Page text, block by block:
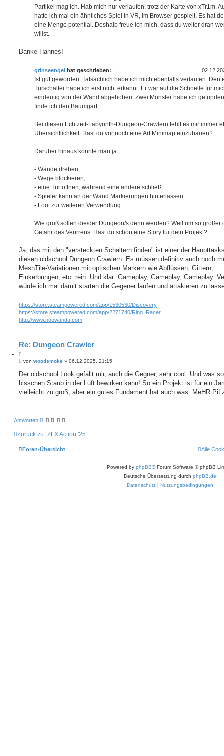
Partikel mag ich. Hab mich nur verlaufen, trotz der Karte von xTr1m.
hatte ich mal ein ähnliches Spiel in VR, im Browser gespielt. Es hat
eine Menge potential. Deshalb freue ich mich, dass du weiter dran
willst.
Danke Hannes!
grinseengel hat geschrieben: ↑
Ist gut geworden. Tatsächlich habe ich mich ebenfalls verlaufen. Den
Türschalter habe ich erst nicht erkannt. Er war auf die Schnelle für
eindeutig von der Wand abgehoben. Zwei Monster habe ich
finde ich den Baumgart.
Bei diesen Echtzeit-Labyrinth-Dungeon-Crawlern fehlt es mir immer
Übersichtlichkeit. Hast du vor noch eine Art Minimap einzubauen?
Darüber hinaus könnte man ja:
- Wände drehen,
- Wege blockieren,
- eine Tür öffnen, während eine andere schließt.
- Spieler kann an der Wand Markierungen hinterlassen
- Loot zur weiteren Verwendung
Wie groß sollen die/der Dungeon/s denn werden? Weil um so größer
Gefahr des Verirrens. Hast du schon eine Story für dein Projekt?
Ja, das mit den "versteckten Schaltern finden" ist einer der
diesen oldschool Dungeon Crawlern. Es müssen definitiv auch noch
MeshTile-Variationen mit optischen Markern wie Abflüssen, Gittern,
Einkerbungen, etc. rein. Und klar: Gameplay, Gameplay, Gameplay.
würde ich mal damit starten die Gegener laufen und attakieren zu
https://store.steampowered.com/app/1530530/Discovery
https://store.steampowered.com/app/2271740/Ring_Racer
http://www.noowanda.com
Re: Dungeon Crawler
i
e
r
e
B
i
r
a
von woodsmoke » 06.12.2025, 21:15
Der oldschool Look gefällt mir, auch die Gegner, sehr cool. Und was
bisschen Staub in der Luft bewirken kann! So ein Projekt ist für ein
vielleicht zu groß, aber ein gutes Fundament hat auch was. MeHR
Antworten
Zurück zu „ZFX Action '25“
Foren-Übersicht Alle
Powered by phpBB® Forum Software © phpBB
Deutsche Übersetzung durch phpBB.de
Datenschutz | Nutzungsbedingungen